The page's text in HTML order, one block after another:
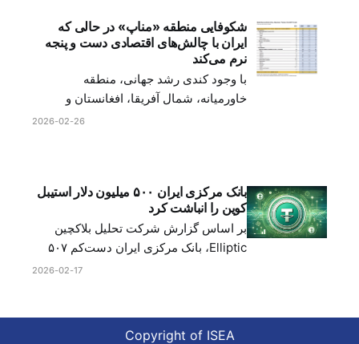
اقدامات رئیس جمهور ترامپ
شکوفایی منطقه «مناپ» در حالی که
ایران با چالش‌های اقتصادی دست و پنجه
نرم می‌کند
با وجود کندی رشد جهانی، منطقه
خاورمیانه، شمال آفریقا، افغانستان و
پاکستان «مناپ» به طرز قابل توجهی
گردشگری، جریان‌های ارزی قوی و افزایش
تولید نفت برای صادرکنندگان - تورم
2026-02-26
بانک مرکزی ایران ۵۰۰ میلیون دلار استیبل
کوین را انباشت کرد
بر اساس گزارش شرکت تحلیل بلاکچین
Elliptic، بانک مرکزی ایران دست‌کم ۵۰۷
میلیون دلار استیبل کوین را برای حمایت از
2026-02-17
Copyright of ISEA